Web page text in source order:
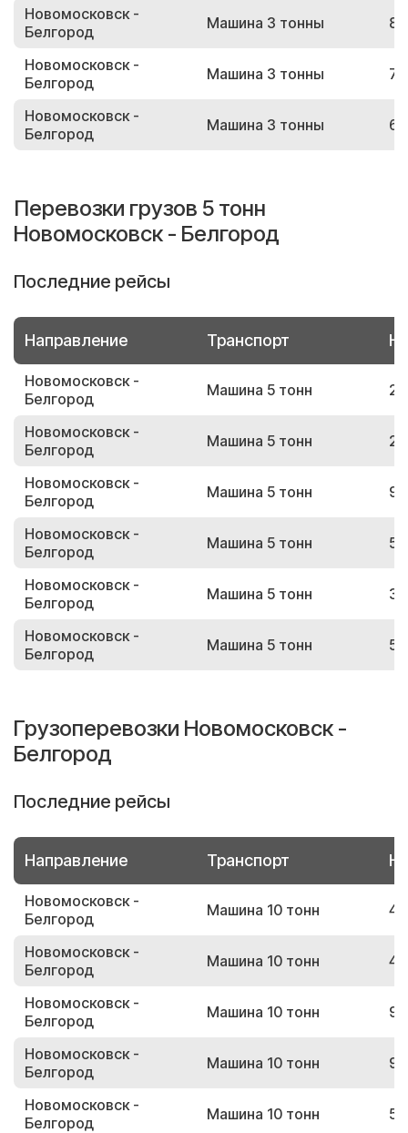
Новомосковск -
Белгород
Машина 3 тонны
Новомосковск -
Белгород
Машина 3 тонны
Новомосковск -
Белгород
Машина 3 тонны
Перевозки грузов 5 тонн
Новомосковск - Белгород
Последние рейсы
Направление Транспорт
Новомосковск -
Белгород
Машина 5 тонн
Новомосковск -
Белгород
Машина 5 тонн
Новомосковск -
Белгород
Машина 5 тонн
Новомосковск -
Белгород
Машина 5 тонн
Новомосковск -
Белгород
Машина 5 тонн
Новомосковск -
Белгород
Машина 5 тонн
Грузоперевозки Новомосковск -
Белгород
Последние рейсы
Направление Транспорт
Новомосковск -
Белгород
Машина 10 тонн
Новомосковск -
Белгород
Машина 10 тонн
Новомосковск -
Белгород
Машина 10 тонн
Новомосковск -
Белгород
Машина 10 тонн
Новомосковск -
Белгород
Машина 10 тонн